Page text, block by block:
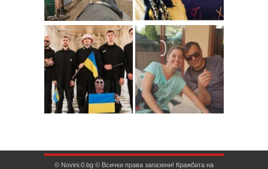
© Novini.0.bg © Всички права запазени! Кражбата на